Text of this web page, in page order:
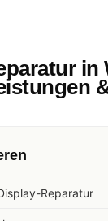
in
Reparatur